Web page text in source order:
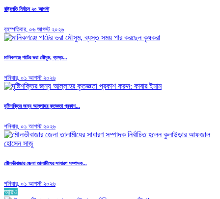
রাষ্ট্রপতি নির্বাচন ২০ আগস্ট
বৃহস্পতিবার, ০৬ আগস্ট ২০২৬
মানিকগঞ্জে পাটের ভরা মৌসুম, ব্যস্ত...
শনিবার, ০১ আগস্ট ২০২৬
দৃষ্টিশক্তির জন্য আল্লাহর কৃতজ্ঞতা প্রকাশ...
শনিবার, ০১ আগস্ট ২০২৬
মৌলভীবাজার জেলা তালামীযের সাধারণ সম্পাদক...
শনিবার, ০১ আগস্ট ২০২৬
আরও